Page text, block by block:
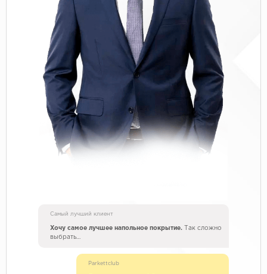
Самый лучший клиент
Хочу самое лучшее напольное покрытие. Так сложно
выбрать…
Parkettclub